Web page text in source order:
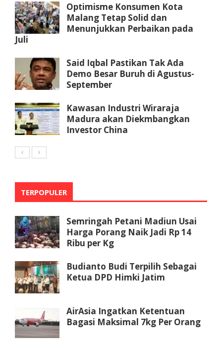
Optimisme Konsumen Kota
Malang Tetap Solid dan
Menunjukkan Perbaikan pada
Juli
Said Iqbal Pastikan Tak Ada
Demo Besar Buruh di Agustus-
September
Kawasan Industri Wiraraja
Madura akan Diekmbangkan
Investor China
TERPOPULER
Semringah Petani Madiun Usai
Harga Porang Naik Jadi Rp 14
Ribu per Kg
Budianto Budi Terpilih Sebagai
Ketua DPD Himki Jatim
AirAsia Ingatkan Ketentuan
Bagasi Maksimal 7kg Per Orang